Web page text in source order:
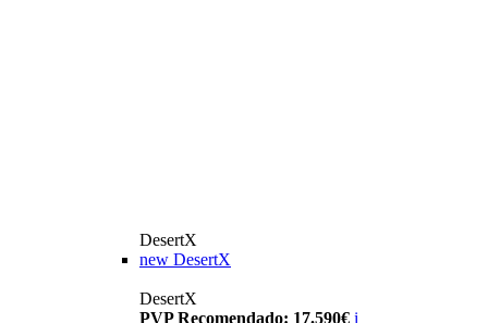
DesertX
new DesertX
DesertX
PVP Recomendado: 17.590€ i